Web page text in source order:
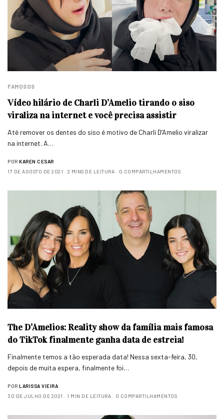
FAMOSOS
Vídeo hilário de Charli D’Amelio tirando o siso
viraliza na internet e você precisa assistir
Até remover os dentes do siso é motivo de Charli D’Amelio viralizar
na internet. A…
POR KAREN CESAR
17 DE AGOSTO DE 2021
2 MINS DE LEITURA 0 COMPARTILHAMENTOS
The D’Amelios: Reality show da família mais famosa
do TikTok finalmente ganha data de estreia!
Finalmente temos a tão esperada data! Nessa sexta-feira, 30,
depois de muita espera, finalmente foi…
POR LARISSA VIEIRA
30 DE JULHO DE 2021
1 MIN DE LEITURA 0 COMPARTILHAMENTOS